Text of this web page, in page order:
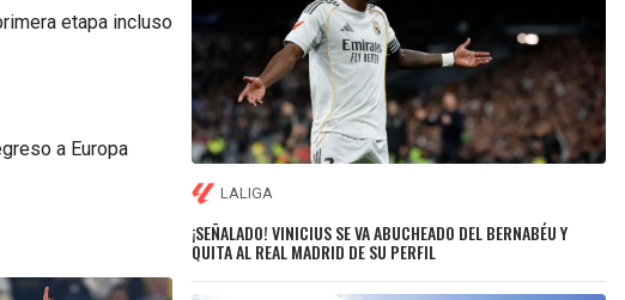
etapa incluso
a Europa
LALIGA
¡SEÑALADO! VINICIUS SE VA ABUCHEADO DEL BERNABÉU Y
QUITA AL REAL MADRID DE SU PERFIL